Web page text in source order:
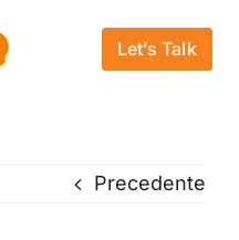
Let’s Talk
Precedente